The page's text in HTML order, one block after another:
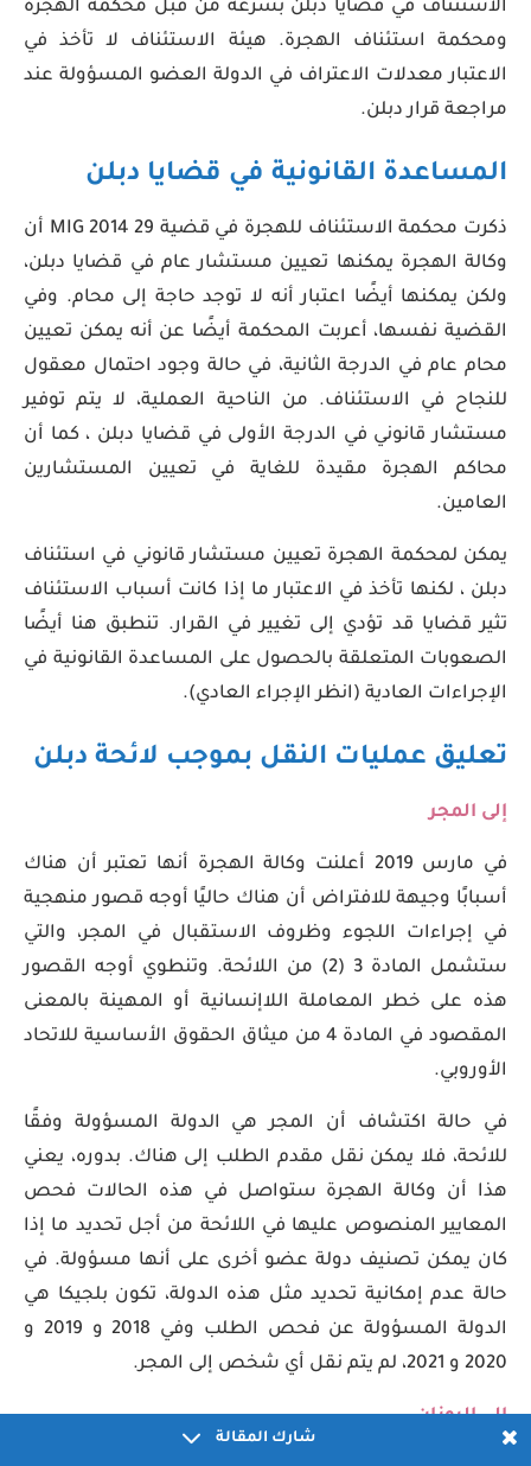
الاستئناف في قضايا دبلن بسرعة من قبل محكمة الهجرة
ومحكمة استئناف الهجرة. هيئة الاستئناف لا تأخذ في
الاعتبار معدلات الاعتراف في الدولة العضو المسؤولة عند
مراجعة قرار دبلن.
المساعدة القانونية في قضايا دبلن
ذكرت محكمة الاستئناف للهجرة في قضية MIG 2014 29 أن
وكالة الهجرة يمكنها تعيين مستشار عام في قضايا دبلن،
ولكن يمكنها أيضًا اعتبار أنه لا توجد حاجة إلى محام. وفي
القضية نفسها، أعربت المحكمة أيضًا عن أنه يمكن تعيين
محام عام في الدرجة الثانية، في حالة وجود احتمال معقول
للنجاح في الاستئناف. من الناحية العملية، لا يتم توفير
مستشار قانوني في الدرجة الأولى في قضايا دبلن ، كما أن
محاكم الهجرة مقيدة للغاية في تعيين المستشارين
العامين.
يمكن لمحكمة الهجرة تعيين مستشار قانوني في استئناف
دبلن ، لكنها تأخذ في الاعتبار ما إذا كانت أسباب الاستئناف
تثير قضايا قد تؤدي إلى تغيير في القرار. تنطبق هنا أيضًا
الصعوبات المتعلقة بالحصول على المساعدة القانونية في
الإجراءات العادية (انظر الإجراء العادي).
تعليق عمليات النقل بموجب لائحة دبلن
إلى المجر
في مارس 2019 أعلنت وكالة الهجرة أنها تعتبر أن هناك
أسبابًا وجيهة للافتراض أن هناك حاليًا أوجه قصور منهجية
في إجراءات اللجوء وظروف الاستقبال في المجر، والتي
ستشمل المادة 3 (2) من اللائحة. وتنطوي أوجه القصور
هذه على خطر المعاملة اللاإنسانية أو المهينة بالمعنى
المقصود في المادة 4 من ميثاق الحقوق الأساسية للاتحاد
الأوروبي.
في حالة اكتشاف أن المجر هي الدولة المسؤولة وفقًا
للائحة، فلا يمكن نقل مقدم الطلب إلى هناك. بدوره، يعني
هذا أن وكالة الهجرة ستواصل في هذه الحالات فحص
المعايير المنصوص عليها في اللائحة من أجل تحديد ما إذا
كان يمكن تصنيف دولة عضو أخرى على أنها مسؤولة. في
حالة عدم إمكانية تحديد مثل هذه الدولة، تكون بلجيكا هي
الدولة المسؤولة عن فحص الطلب وفي 2018 و 2019 و
2020 و 2021، لم يتم نقل أي شخص إلى المجر.
إلى اليونان
شارك المقالة